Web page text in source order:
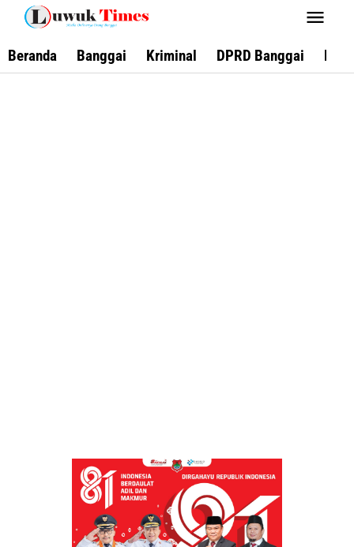
Lewati
konten
Beranda Banggai Kriminal DPRD Banggai